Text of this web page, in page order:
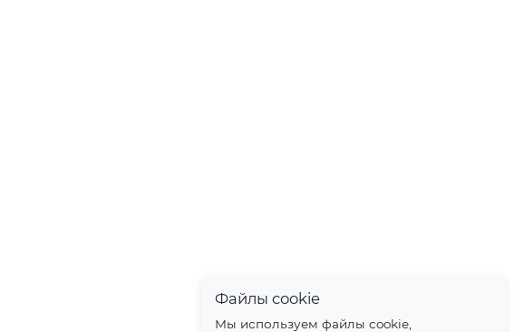
Файлы cookie
Мы используем файлы cookie,